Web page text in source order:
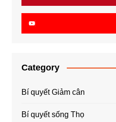
Category
Bí quyết Giảm cân
Bí quyết sống Thọ